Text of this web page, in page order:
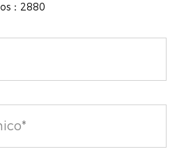
la brillantina pura para
y darle un toque
：2880